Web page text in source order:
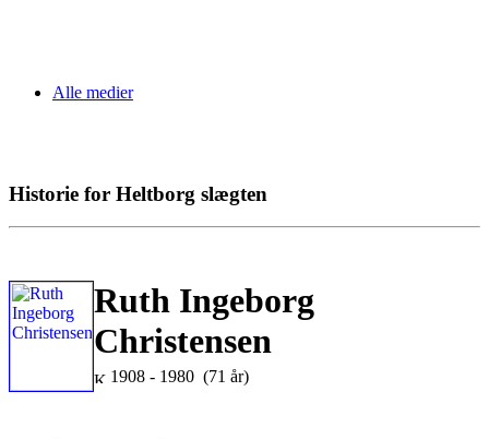
Alle medier
Historie for Heltborg slægten
Ruth Ingeborg
Christensen
1908 - 1980 (71 år)